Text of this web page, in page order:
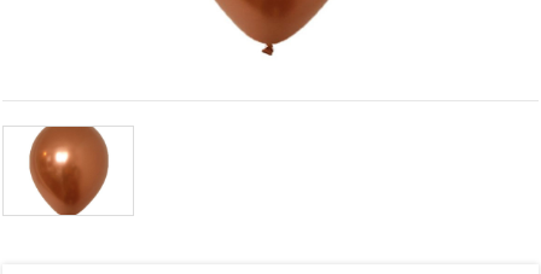
traficul și a
afișa
conținut și
reclame